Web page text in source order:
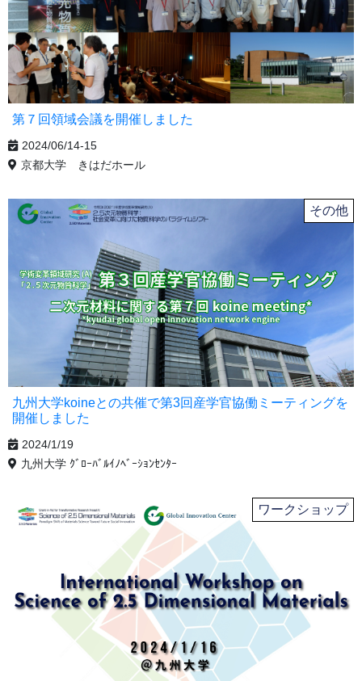
第７回領域会議を開催しました
2024/06/14-15
京都大学 きはだホール
その他
九州大学koineとの共催で第3回産学官協働ミーティングを
開催しました
2024/1/19
九州大学 ｸﾞﾛｰﾊﾞﾙｲﾉﾍﾞｰｼｮﾝｾﾝﾀｰ
ワークショップ